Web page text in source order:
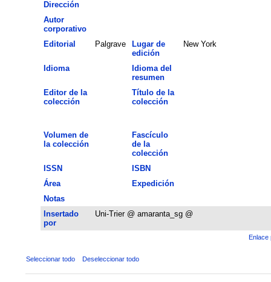
Dirección
Autor
corporativo
Editorial
Palgrave
Lugar de
edición
New York
Idioma
Idioma del
resumen
Editor de la
colección
Título de la
colección
Volumen de
la colección
Fascículo
de la
colección
ISSN
ISBN
Área
Expedición
Notas
Insertado
por
Uni-Trier @ amaranta_sg @
Enlace
Seleccionar todo Deseleccionar todo